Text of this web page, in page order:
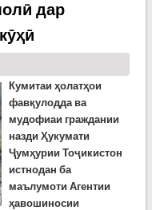
дар
Кумитаи ҳолатҳои
фавқулодда ва
мудофиаи граждании
назди Ҳукумати
Ҷумҳурии Тоҷикистон
истнодан ба
маълумоти Агентии
ҳавошиносии